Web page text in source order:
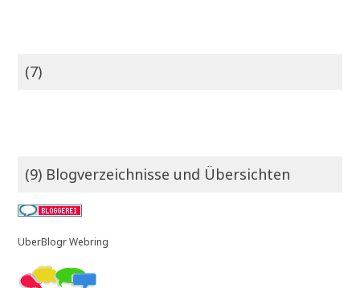
(7)
(9) Blogverzeichnisse und Übersichten
UberBlogr Webring